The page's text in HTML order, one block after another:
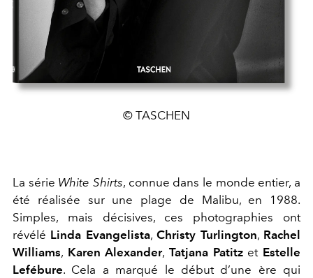
© TASCHEN
La série White Shirts, connue dans le monde entier, a
été réalisée sur une plage de Malibu, en 1988.
Simples, mais décisives, ces photographies ont
révélé Linda Evangelista,Christy Turlington, Rachel
Williams, Karen Alexander,Tatjana Patitzet Estelle
Lefébure. Cela a marqué le début d’une ère qui